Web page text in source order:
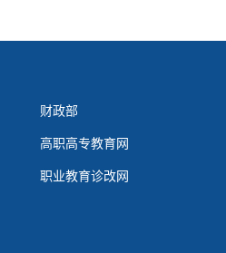
财政部
高职高专教育网
职业教育诊改网